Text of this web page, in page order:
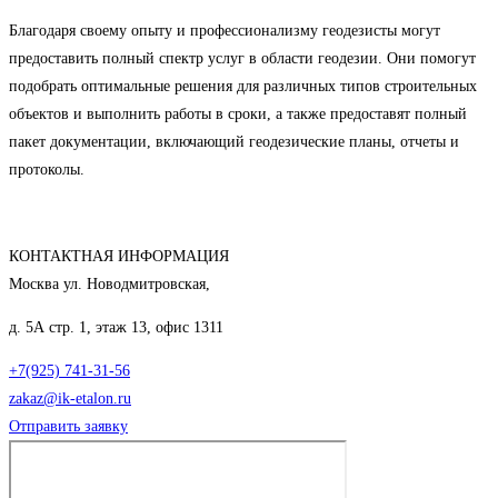
Благодаря своему опыту и профессионализму геодезисты могут
предоставить полный спектр услуг в области геодезии. Они помогут
подобрать оптимальные решения для различных типов строительных
объектов и выполнить работы в сроки, а также предоставят полный
пакет документации, включающий геодезические планы, отчеты и
протоколы.
КОНТАКТНАЯ ИНФОРМАЦИЯ
Москва ул. Новодмитровская,
д. 5А стр. 1, этаж 13, офис 1311
+7(925) 741-31-56
zakaz@ik-etalon.ru
Отправить заявку